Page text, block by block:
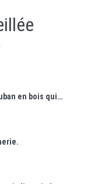
La Maison des Promenades émerge du ruban en bois qui relie les deux digues.